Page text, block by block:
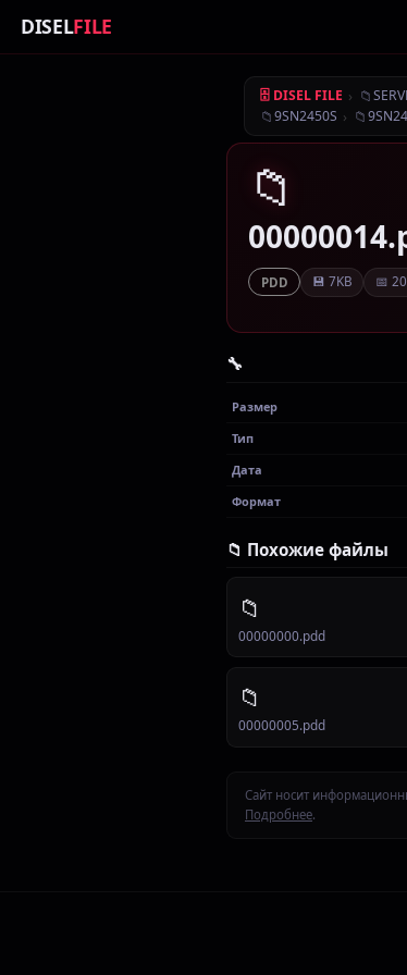
DISELFILE
🗄 DISEL FILE › 📁
📁9SN2450S › 📁
📁
PDD 💾 7KB 📅
🔧
Размер
Тип
Дата
Формат
📁 Похожие файлы
📁
00000000.pdd
📁
00000005.pdd
Сайт носит
Подробнее.